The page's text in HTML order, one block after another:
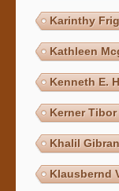
Karinthy
Kathleen
Kenneth E.
Kerner Tibor
Khalil Gibran
Klausbernd